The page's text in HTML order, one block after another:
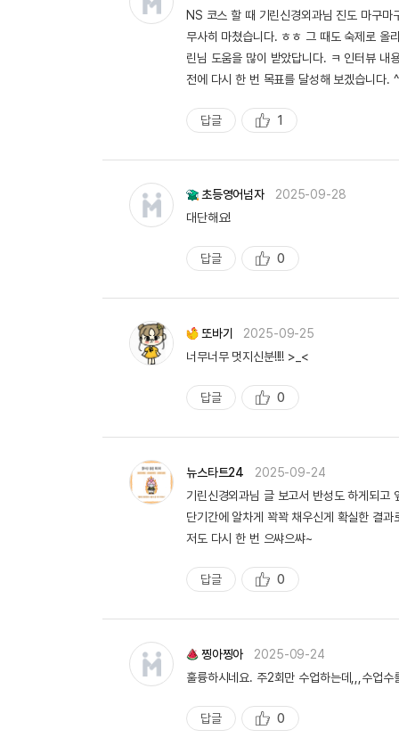
일
작
NS 코스 할 때 기린신경외과님 진도 마구마
무사히 마쳤습니다. ㅎㅎ 그 때도 숙제로 올
린님 도움을 많이 받았답니다. ㅋ 인터뷰 내
전에 다시 한 번 목표를 달성해 보겠습니다.
답글
추
1
초등영어넘자
2025-09-28
대단해요!
답글
추
천
0
또바기
2025-09-25
너무너무 멋지신분!!!! >_<
답글
추
천
0
뉴스타트24
2025-09-24
기린신경외과님 글 보고서 반성도 하게되고
단기간에 알차게 꽉꽉 채우신게 확실한 결과
저도 다시 한 번 으쌰으쌰~
답글
추
천
0
찡아찡아
2025-09-24
훌륭하시네요. 주2회만 수업하는데,,,수업수
답글
추
0